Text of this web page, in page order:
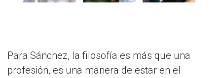
Para Sánchez, la filosofía es más que una
profesión, es una manera de estar en el